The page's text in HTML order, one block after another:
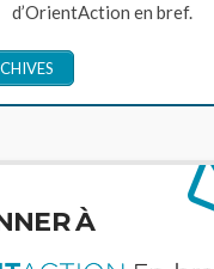
d’OrientAction en bref.
À